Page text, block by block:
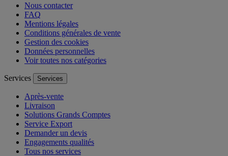
Nous contacter
FAQ
Mentions légales
Conditions générales de vente
Gestion des cookies
Données personnelles
Voir toutes nos catégories
Services Services
Après-vente
Livraison
Solutions Grands Comptes
Service Export
Demander un devis
Engagements qualités
Tous nos services